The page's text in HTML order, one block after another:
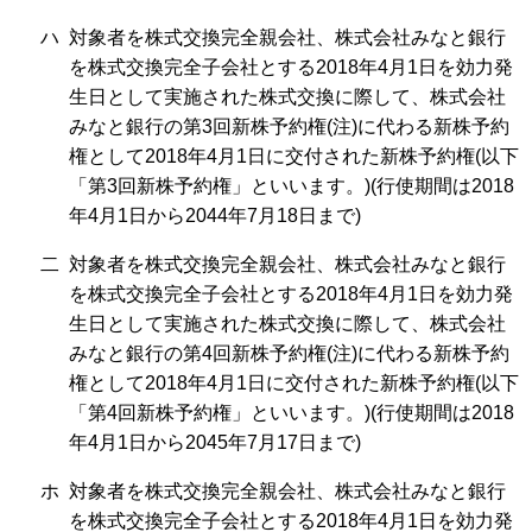
ハ 対象者を株式交換完全親会社、株式会社みなと銀行
を株式交換完全子会社とする2018年4月1日を効力発
生日として実施された株式交換に際して、株式会社
みなと銀行の第3回新株予約権(注)に代わる新株予約
権として2018年4月1日に交付された新株予約権(以下
「第3回新株予約権」といいます。)(行使期間は2018
年4月1日から2044年7月18日まで)
二 対象者を株式交換完全親会社、株式会社みなと銀行
を株式交換完全子会社とする2018年4月1日を効力発
生日として実施された株式交換に際して、株式会社
みなと銀行の第4回新株予約権(注)に代わる新株予約
権として2018年4月1日に交付された新株予約権(以下
「第4回新株予約権」といいます。)(行使期間は2018
年4月1日から2045年7月17日まで)
ホ 対象者を株式交換完全親会社、株式会社みなと銀行
を株式交換完全子会社とする2018年4月1日を効力発